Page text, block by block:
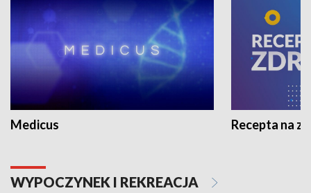
Medicus Recepta na
WYPOCZYNEK I REKREACJA